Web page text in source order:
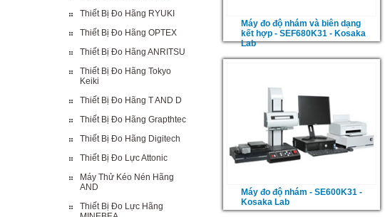
Thiết Bị Đo Hãng RYUKI
Thiết Bị Đo Hãng OPTEX
Thiết Bị Đo Hãng ANRITSU
Thiết Bị Đo Hãng Tokyo
Keiki
Thiết Bị Đo Hãng T AND D
Thiết Bị Đo Hãng Grapthtec
Thiết Bị Đo Hãng Digitech
Thiết Bị Đo Lực Attonic
Máy Thử Kéo Nén Hãng
AND
Thiết Bị Đo Lực Hãng
Máy đo độ nhám và biên dạng
kết hợp - SEF680K31 - Kosaka
Lab
Máy đo độ nhám - SE600K31 -
Kosaka Lab